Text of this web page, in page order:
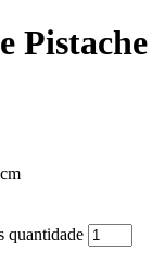
Pistache
quantidade